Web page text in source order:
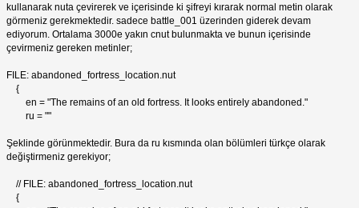
kullanarak nuta çevirerek ve içerisinde ki şifreyi kırarak normal metin olarak
görmeniz gerekmektedir. sadece battle_001 üzerinden giderek devam
ediyorum. Ortalama 3000e yakın cnut bulunmakta ve bunun içerisinde
çevirmeniz gereken metinler;
FILE: abandoned_fortress_location.nut
{
en = "The remains of an old fortress. It looks entirely abandoned."
ru = ""
Şeklinde görünmektedir. Bura da ru kısmında olan bölümleri türkçe olarak
değiştirmeniz gerekiyor;
// FILE: abandoned_fortress_location.nut
{